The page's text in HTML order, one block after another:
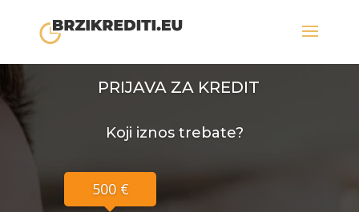
PRIJAVA ZA KREDIT
Koji iznos trebate?
500 €